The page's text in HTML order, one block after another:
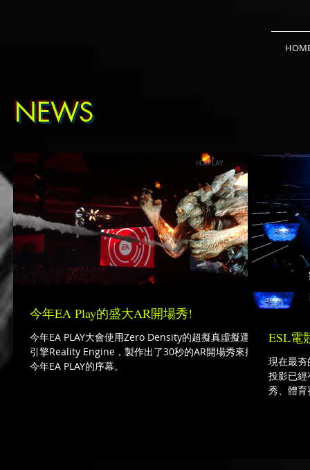
NEWS
今年EA Play的盛大AR開場秀!
今年EA PLAY大會使用Zero Density的超擬真虛擬運算
引擎Reality Engine，製作出了30秒的AR開場秀來揭開
今年EA PLAY的序幕。
ESL電
現在最夯
投影已
秀、體